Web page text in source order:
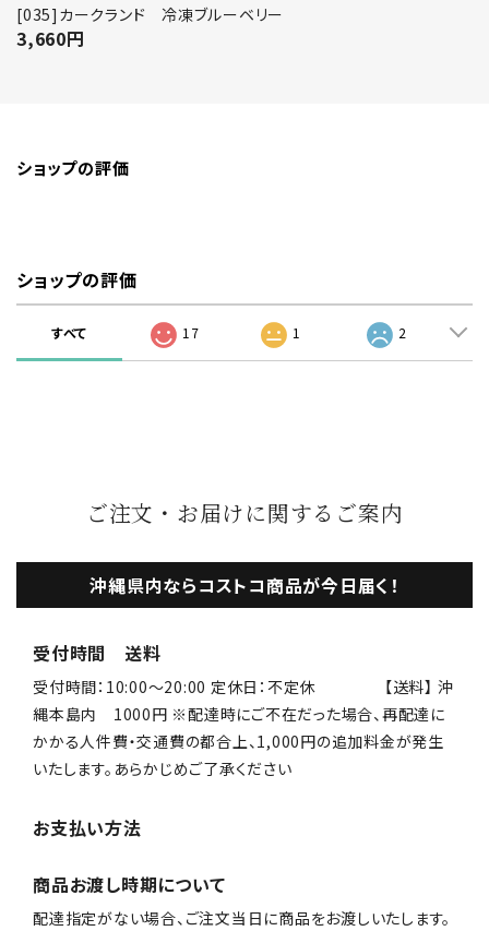
[035]カークランド 冷凍ブルーベリー
3,660円
ショップの評価
ショップの評価
すべて 17 1 2
ご注文・お届けに関するご案内
沖縄県内ならコストコ商品が今日届く！
受付時間 送料
受付時間：10:00〜20:00 定休日：不定休 【送料】 沖
縄本島内 1000円 ※配達時にご不在だった場合、再配達に
かかる人件費・交通費の都合上、1,000円の追加料金が発生
いたします。あらかじめご了承ください
お支払い方法
商品お渡し時期について
配達指定がない場合、ご注文当日に商品をお渡しいたします。